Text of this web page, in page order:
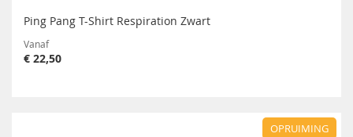
Ping Pang T-Shirt Respiration Zwart
Vanaf
€ 22,50
OPRUIMING